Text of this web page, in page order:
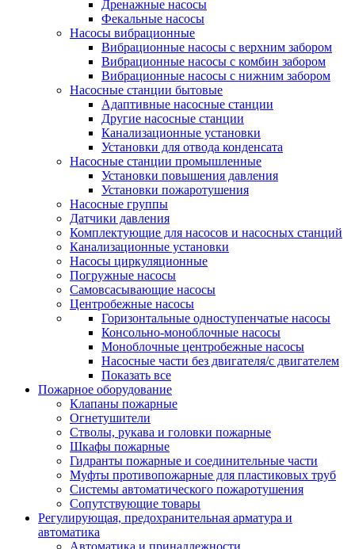
Дренажные насосы
Фекальные насосы
Насосы вибрационные
Вибрационные насосы с верхним забором
Вибрационные насосы с комбин забором
Вибрационные насосы с нижним забором
Насосные станции бытовые
Адаптивные насосные станции
Другие насосные станции
Канализационные установки
Установки для отвода конденсата
Насосные станции промышленные
Установки повышения давления
Установки пожаротушения
Насосные группы
Датчики давления
Комплектующие для насосов и насосных станций
Канализационные установки
Насосы циркуляционные
Погружные насосы
Самовсасывающие насосы
Центробежные насосы
Горизонтальные одноступенчатые насосы
Консольно-моноблочные насосы
Моноблочные центробежные насосы
Насосные части без двигателя/с двигателем
Показать все
Пожарное оборудование
Клапаны пожарные
Огнетушители
Стволы, рукава и головки пожарные
Шкафы пожарные
Гидранты пожарные и соединительные части
Муфты противопожарные для пластиковых труб
Системы автоматического пожаротушения
Сопутствующие товары
Регулирующая, предохранительная арматура и
автоматика
Автоматика и принадлежности